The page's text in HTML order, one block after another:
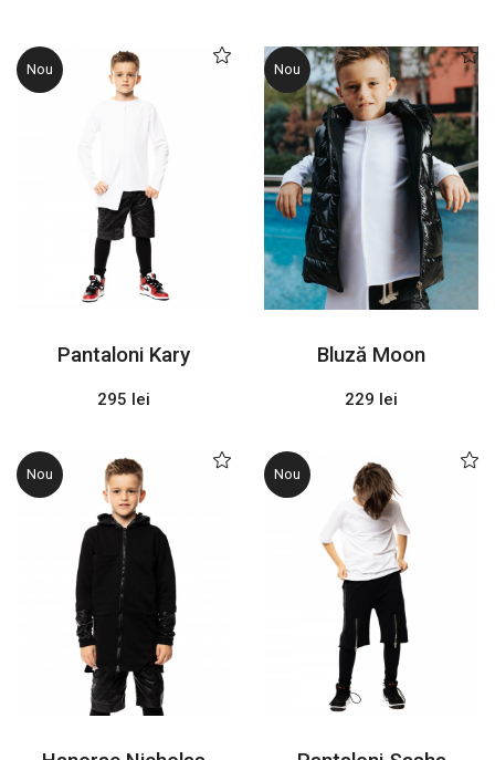
Nou
Pantaloni Kary
295 lei
Nou
Bluză Moon
229 lei
Nou Nou